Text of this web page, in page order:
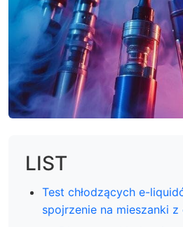
LIST
Test chłodzących e-
spojrzenie na mieszanki